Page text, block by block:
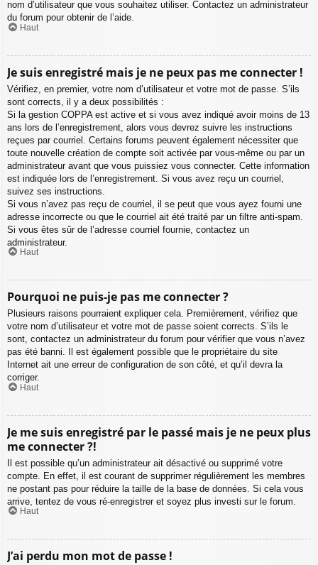
nom d’utilisateur que vous souhaitez utiliser. Contactez un administrateur
du forum pour obtenir de l’aide.
Haut
Je suis enregistré mais je ne peux pas me connecter !
Vérifiez, en premier, votre nom d’utilisateur et votre mot de passe. S’ils
sont corrects, il y a deux possibilités :
Si la gestion COPPA est active et si vous avez indiqué avoir moins de 13
ans lors de l’enregistrement, alors vous devrez suivre les instructions
reçues par courriel. Certains forums peuvent également nécessiter que
toute nouvelle création de compte soit activée par vous-même ou par un
administrateur avant que vous puissiez vous connecter. Cette information
est indiquée lors de l’enregistrement. Si vous avez reçu un courriel,
suivez ses instructions.
Si vous n’avez pas reçu de courriel, il se peut que vous ayez fourni une
adresse incorrecte ou que le courriel ait été traité par un filtre anti-spam.
Si vous êtes sûr de l’adresse courriel fournie, contactez un
administrateur.
Haut
Pourquoi ne puis-je pas me connecter ?
Plusieurs raisons pourraient expliquer cela. Premièrement, vérifiez que
votre nom d’utilisateur et votre mot de passe soient corrects. S’ils le
sont, contactez un administrateur du forum pour vérifier que vous n’avez
pas été banni. Il est également possible que le propriétaire du site
Internet ait une erreur de configuration de son côté, et qu’il devra la
corriger.
Haut
Je me suis enregistré par le passé mais je ne peux plus
me connecter ?!
Il est possible qu’un administrateur ait désactivé ou supprimé votre
compte. En effet, il est courant de supprimer régulièrement les membres
ne postant pas pour réduire la taille de la base de données. Si cela vous
arrive, tentez de vous ré-enregistrer et soyez plus investi sur le forum.
Haut
J’ai perdu mon mot de passe !